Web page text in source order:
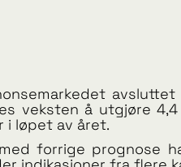
veksten å utgjøre
i løpet av året.
forrige prognose